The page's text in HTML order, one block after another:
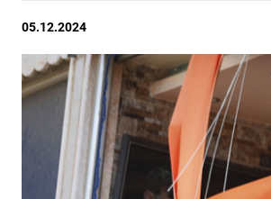
05.12.2024